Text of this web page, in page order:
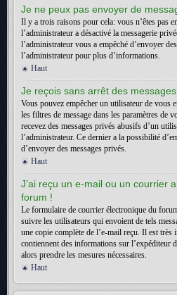
Je ne peux pas envoyer de
Il y a trois raisons pour cela: vous n’êtes pas
l’administrateur a désactivé la messagerie
l’administrateur vous a empêché d’envoyer
l’administrateur pour plus d’informations.
Haut
Je reçois sans arrêt des
Vous pouvez empêcher un utilisateur de vous
les filtres de message dans les paramètres de
recevez des messages privés abusifs d’un
l’administrateur. Ce dernier a la possibilité
d’envoyer des messages privés.
Haut
J’ai reçu un e-mail ou un courrier
forum !
Le formulaire de courrier électronique du
suivre les utilisateurs qui envoient de tels
une copie complète de l’e-mail reçu. Il est très
contiennent des informations sur l’expéditeur
alors prendre les mesures nécessaires.
Haut